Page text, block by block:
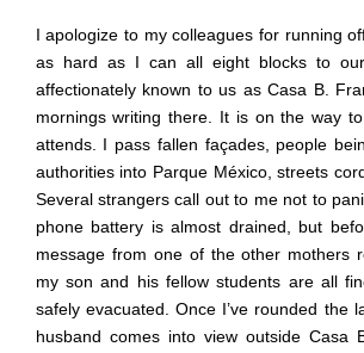
I apologize to my colleagues for running
as hard as I can all eight blocks to
affectionately known to us as Casa B.
mornings writing there. It is on the way
attends. I pass fallen façades, people
authorities into Parque México, streets
Several strangers call out to me not to
phone battery is almost drained, but
message from one of the other mothers
my son and his fellow students are all
safely evacuated. Once I’ve rounded the
husband comes into view outside Casa